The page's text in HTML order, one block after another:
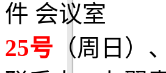
件 会议室
25号 （周日）